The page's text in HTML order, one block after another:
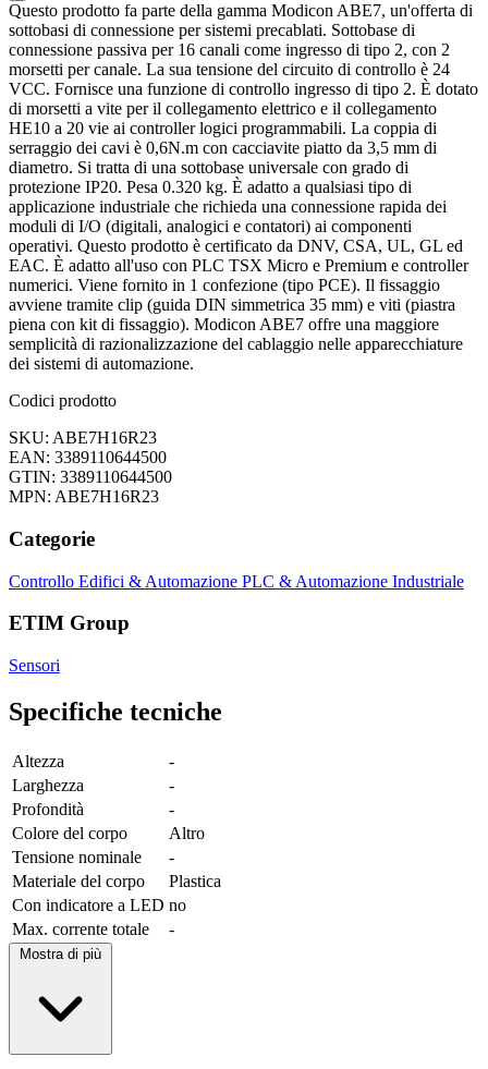
Questo prodotto fa parte della gamma Modicon ABE7, un'offerta di
sottobasi di connessione per sistemi precablati. Sottobase di
connessione passiva per 16 canali come ingresso di tipo 2, con 2
morsetti per canale. La sua tensione del circuito di controllo è 24
VCC. Fornisce una funzione di controllo ingresso di tipo 2. È dotato
di morsetti a vite per il collegamento elettrico e il collegamento
HE10 a 20 vie ai controller logici programmabili. La coppia di
serraggio dei cavi è 0,6N.m con cacciavite piatto da 3,5 mm di
diametro. Si tratta di una sottobase universale con grado di
protezione IP20. Pesa 0.320 kg. È adatto a qualsiasi tipo di
applicazione industriale che richieda una connessione rapida dei
moduli di I/O (digitali, analogici e contatori) ai componenti
operativi. Questo prodotto è certificato da DNV, CSA, UL, GL ed
EAC. È adatto all'uso con PLC TSX Micro e Premium e controller
numerici. Viene fornito in 1 confezione (tipo PCE). Il fissaggio
avviene tramite clip (guida DIN simmetrica 35 mm) e viti (piastra
piena con kit di fissaggio). Modicon ABE7 offre una maggiore
semplicità di razionalizzazione del cablaggio nelle apparecchiature
dei sistemi di automazione.
Codici prodotto
SKU: ABE7H16R23
EAN: 3389110644500
GTIN: 3389110644500
MPN: ABE7H16R23
Categorie
Controllo Edifici & Automazione PLC & Automazione Industriale
ETIM Group
Sensori
Specifiche tecniche
Altezza
-
Larghezza
-
Profondità
-
Colore del corpo
Altro
Tensione nominale
-
Materiale del corpo
Plastica
Con indicatore a LED no
Max. corrente totale
-
Mostra di più